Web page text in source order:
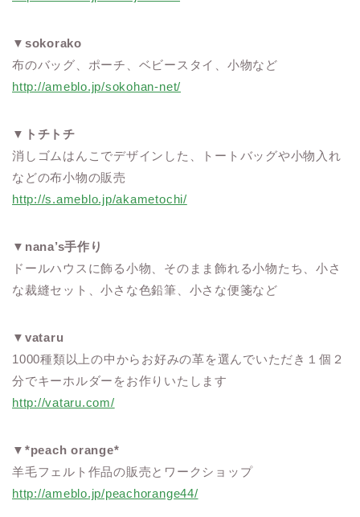
▼ sokorako
布のバッグ、ポーチ、ベビースタイ、小物など
http://ameblo.jp/sokohan-net/
▼ トチトチ
消しゴムはんこでデザインした、トートバッグや小物入れ
などの布小物の販売
http://s.ameblo.jp/akametochi/
▼ nana’s手作り
ドールハウスに飾る小物、そのまま飾れる小物たち、小さ
な裁縫セット、小さな色鉛筆、小さな便箋など
▼ vataru
1000種類以上の中からお好みの革を選んでいただき１個２
分でキーホルダーをお作りいたします
http://vataru.com/
▼ *peach orange*
羊毛フェルト作品の販売とワークショップ
http://ameblo.jp/peachorange44/